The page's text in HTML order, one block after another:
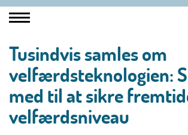
Tusindvis samles om
velfærdsteknologien:
med til at sikre
velfærdsniveau